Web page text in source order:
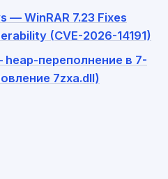
— WinRAR 7.23 Fixes
(CVE-2026-14191)
переполнение в 7-
7zxa.dll)